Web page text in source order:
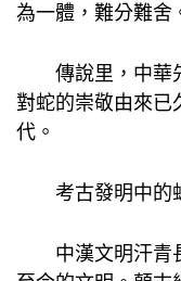
為一體，難分難舍
傳說里，中華
對蛇的崇敬由來已
代。
考古發明中的
中漢文明汗青